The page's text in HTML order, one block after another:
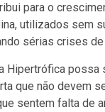
para o
utilizados sem
sérias crises
Hipertrófica
que não devem
sentem falta de